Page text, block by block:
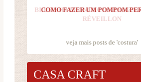
COMO FAZER UM POMPOM
veja mais posts de 'costura'
CASA CRAFT